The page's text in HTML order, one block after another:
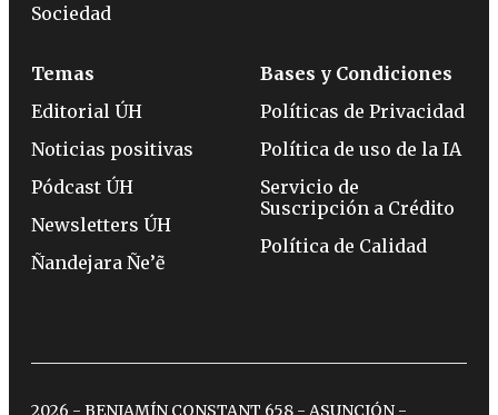
Sociedad
Temas
Editorial ÚH
Noticias positivas
Pódcast ÚH
Newsletters ÚH
Ñandejara Ñe’ẽ
Bases y Condiciones
Políticas de Privacidad
Política de uso de la IA
Servicio de
Suscripción a Crédito
Política de Calidad
2026 - BENJAMÍN CONSTANT 658 - ASUNCIÓN -